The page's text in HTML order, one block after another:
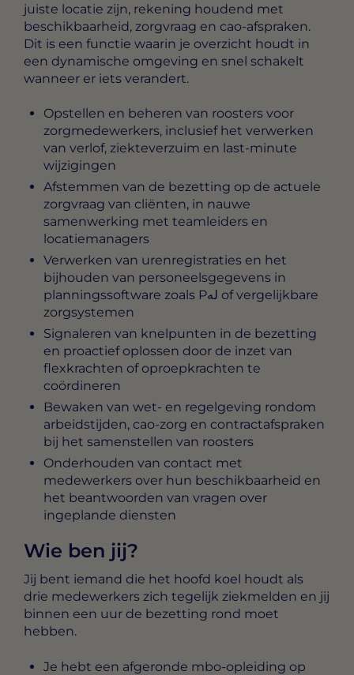
juiste locatie zijn, rekening houdend met
beschikbaarheid, zorgvraag en cao-afspraken.
Dit is een functie waarin je overzicht houdt in
een dynamische omgeving en snel schakelt
wanneer er iets verandert.
Opstellen en beheren van roosters voor
zorgmedewerkers, inclusief het verwerken
van verlof, ziekteverzuim en last-minute
wijzigingen
Afstemmen van de bezetting op de actuele
zorgvraag van cliënten, in nauwe
samenwerking met teamleiders en
locatiemanagers
Verwerken van urenregistraties en het
bijhouden van personeelsgegevens in
planningssoftware zoals Pله of vergelijkbare
zorgsystemen
Signaleren van knelpunten in de bezetting
en proactief oplossen door de inzet van
flexkrachten of oproepkrachten te
coördineren
Bewaken van wet- en regelgeving rondom
arbeidstijden, cao-zorg en contractafspraken
bij het samenstellen van roosters
Onderhouden van contact met
medewerkers over hun beschikbaarheid en
het beantwoorden van vragen over
ingeplande diensten
Wie ben jij?
Jij bent iemand die het hoofd koel houdt als
drie medewerkers zich tegelijk ziekmelden en jij
binnen een uur de bezetting rond moet
hebben.
Je hebt een afgeronde mbo-opleiding op